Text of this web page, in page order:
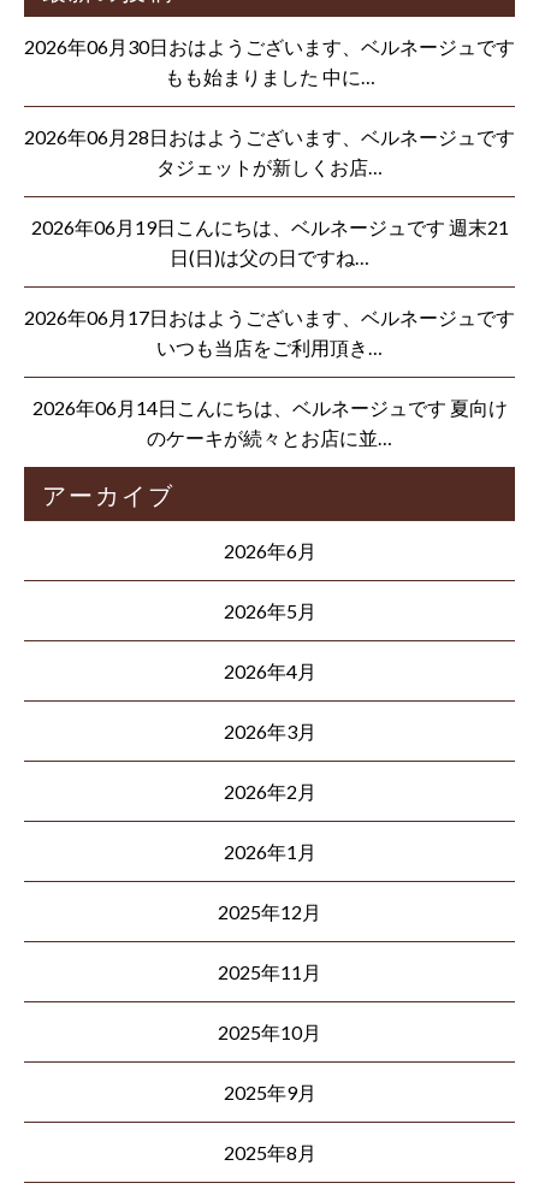
2026年06月30日おはようございます、ベルネージュです
もも始まりました 中に…
2026年06月28日おはようございます、ベルネージュです
タジェットが新しくお店…
2026年06月19日こんにちは、ベルネージュです 週末21
日(日)は父の日ですね…
2026年06月17日おはようございます、ベルネージュです
いつも当店をご利用頂き…
2026年06月14日こんにちは、ベルネージュです 夏向け
のケーキが続々とお店に並…
アーカイブ
2026年6月
2026年5月
2026年4月
2026年3月
2026年2月
2026年1月
2025年12月
2025年11月
2025年10月
2025年9月
2025年8月